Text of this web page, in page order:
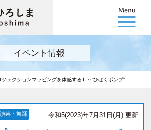
イベント情報
ジェクションマッピングを体感するⅡ～“ひばくポンプ”
令和5(2023)年7月31日(月) 更新
芸・舞踊